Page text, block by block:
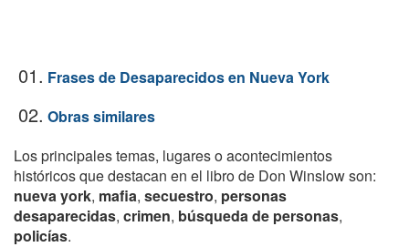
01. Frases de Desaparecidos en Nueva York
02. Obras similares
Los principales temas, lugares o acontecimientos
históricos que destacan en el libro de Don Winslow son:
nueva york, mafia, secuestro, personas
desaparecidas, crimen, búsqueda de personas,
policías.